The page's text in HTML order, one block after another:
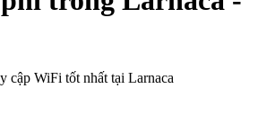
cập WiFi tốt nhất tại Larnaca